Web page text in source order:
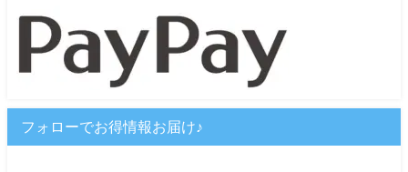
フォローでお得情報お届け♪